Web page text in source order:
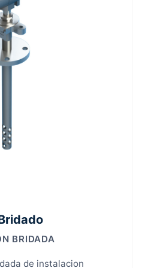
BRIDADA
de instalacion